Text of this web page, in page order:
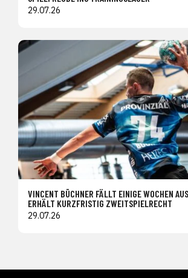
29.07.26
VINCENT BÜCHNER FÄLLT EINIGE WOCHEN
ERHÄLT KURZFRISTIG ZWEITSPIELRECHT
29.07.26